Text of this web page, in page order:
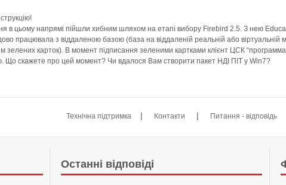
в цьому напрямі пійшли хибним шляхом на етапі вибору Firebird 2.5. З нею
працювала з віддаленою базою (база на віддаленій реальній або
зелених карток). В момент підписання зеленими картками клієнт ЦСК
Що скажете про цей момент? Чи вдалося Вам створити пакет НДІ ПІТ у Win7?
Технічна підтримка | Контакти | Питання - відповідь
Останні відповіді